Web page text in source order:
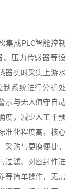
集成PLC智能控制
、压力传感器等设
器实时采集上游水
制系统进行分析处
示与无人值守自动
度，减少人工干预
准化程度高，核心
购与更换便捷。
过滤、对密封件进
等简单操作，无需